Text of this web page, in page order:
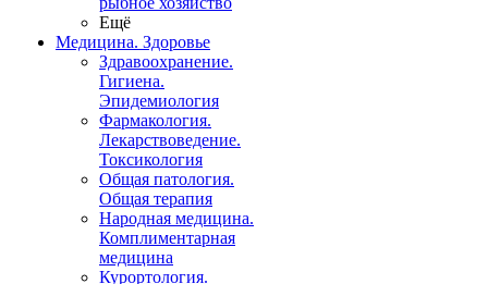
Ещё
Медицина. Здоровье
Здравоохранение.
Гигиена.
Эпидемиология
Фармакология.
Лекарствоведение.
Токсикология
Общая патология.
Общая терапия
Народная медицина.
Комплиментарная
медицина
Курортология.